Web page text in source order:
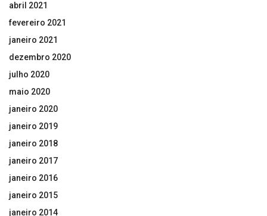
abril 2021
fevereiro 2021
janeiro 2021
dezembro 2020
julho 2020
maio 2020
janeiro 2020
janeiro 2019
janeiro 2018
janeiro 2017
janeiro 2016
janeiro 2015
janeiro 2014